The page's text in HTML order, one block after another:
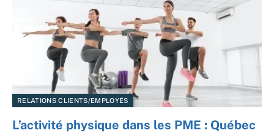
RELATIONS CLIENTS/EMPLOYÉS
L’activité physique dans les PME : Québec